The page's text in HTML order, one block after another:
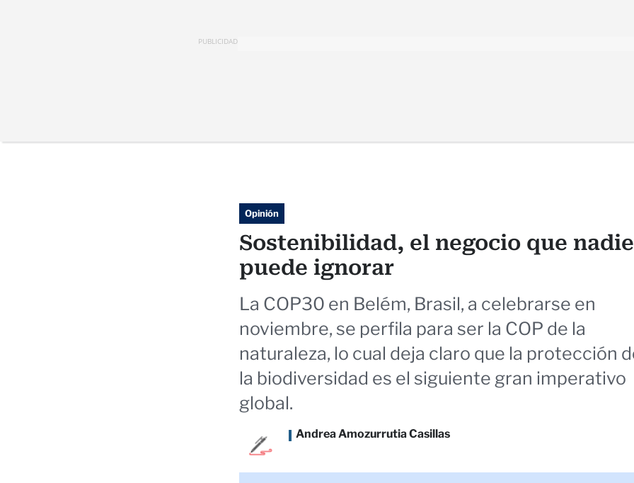
PUBLICIDAD
Opinión
Sostenibilidad, el negocio que nadie
puede ignorar
La COP30 en Belém, Brasil, a celebrarse en
noviembre, se perfila para ser la COP de la
naturaleza, lo cual deja claro que la protección
la biodiversidad es el siguiente gran imperativo
global.
Andrea Amozurrutia Casillas